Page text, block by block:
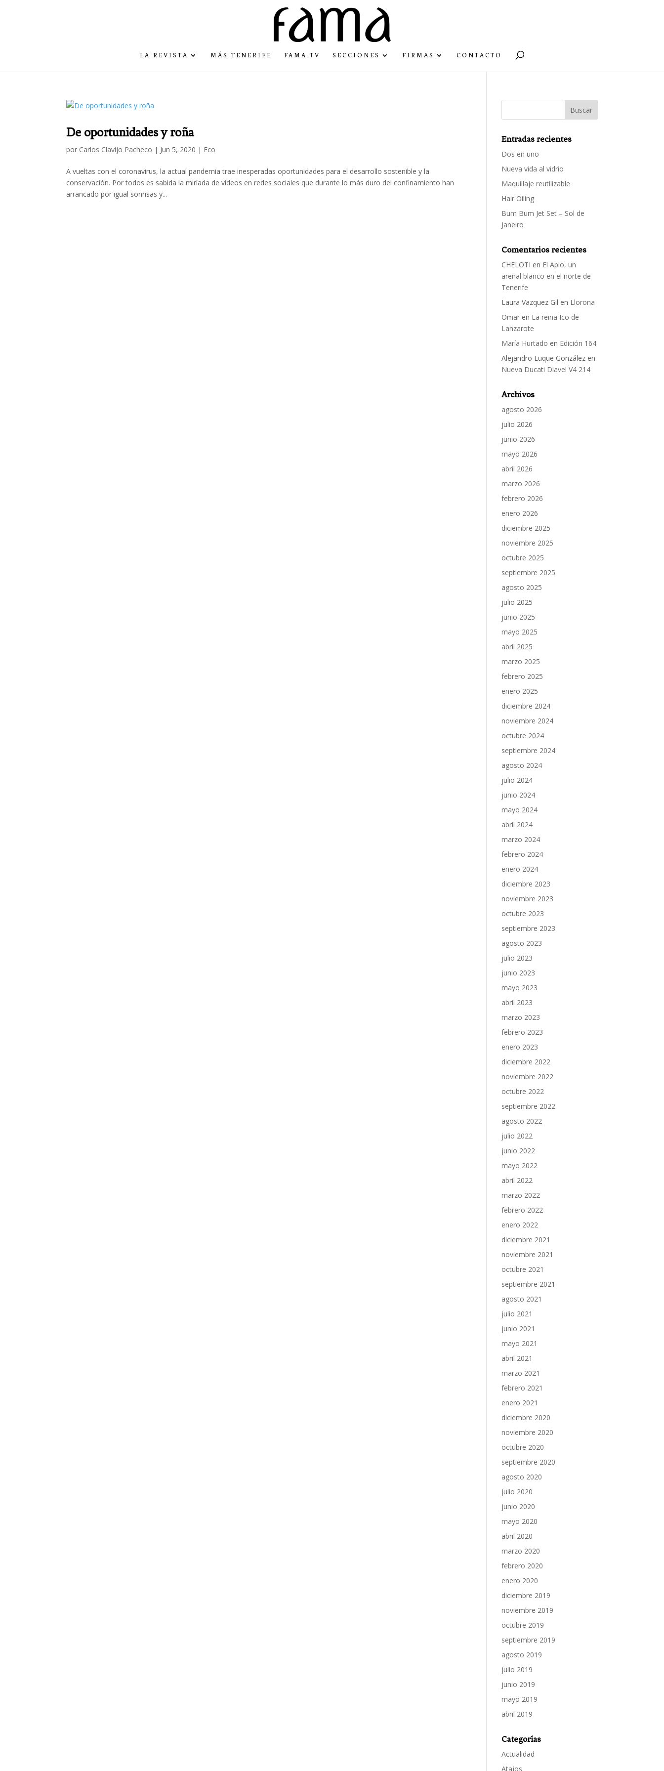
LA REVISTA MÁS TENERIFE FAMA TV SECCIONES FIRMAS CONTACTO
De oportunidades y roña
por Carlos Clavijo Pacheco | Jun 5, 2020 | Eco
A vueltas con el coronavirus, la actual pandemia trae inesperadas oportunidades para el desarrollo sostenible y la
conservación. Por todos es sabida la miríada de vídeos en redes sociales que durante lo más duro del confinamiento han
arrancado por igual sonrisas y...
Entradas recientes
Dos en uno
Nueva vida al vidrio
Maquillaje reutilizable
Hair Oiling
Bum Bum Jet Set – Sol de
Janeiro
Comentarios recientes
CHELOTI en El Apio, un
arenal blanco en el norte de
Tenerife
Laura Vazquez Gil en Llorona
Omar en La reina Ico de
Lanzarote
María Hurtado en Edición 164
Alejandro Luque González en
Nueva Ducati Diavel V4 214
Archivos
agosto 2026
julio 2026
junio 2026
mayo 2026
abril 2026
marzo 2026
febrero 2026
enero 2026
diciembre 2025
noviembre 2025
octubre 2025
septiembre 2025
agosto 2025
julio 2025
junio 2025
mayo 2025
abril 2025
marzo 2025
febrero 2025
enero 2025
diciembre 2024
noviembre 2024
octubre 2024
septiembre 2024
agosto 2024
julio 2024
junio 2024
mayo 2024
abril 2024
marzo 2024
febrero 2024
enero 2024
diciembre 2023
noviembre 2023
octubre 2023
septiembre 2023
agosto 2023
julio 2023
junio 2023
mayo 2023
abril 2023
marzo 2023
febrero 2023
enero 2023
diciembre 2022
noviembre 2022
octubre 2022
septiembre 2022
agosto 2022
julio 2022
junio 2022
mayo 2022
abril 2022
marzo 2022
febrero 2022
enero 2022
diciembre 2021
noviembre 2021
octubre 2021
septiembre 2021
agosto 2021
julio 2021
junio 2021
mayo 2021
abril 2021
marzo 2021
febrero 2021
enero 2021
diciembre 2020
noviembre 2020
octubre 2020
septiembre 2020
agosto 2020
julio 2020
junio 2020
mayo 2020
abril 2020
marzo 2020
febrero 2020
enero 2020
diciembre 2019
noviembre 2019
octubre 2019
septiembre 2019
agosto 2019
julio 2019
junio 2019
mayo 2019
abril 2019
Categorías
Actualidad
Atajos